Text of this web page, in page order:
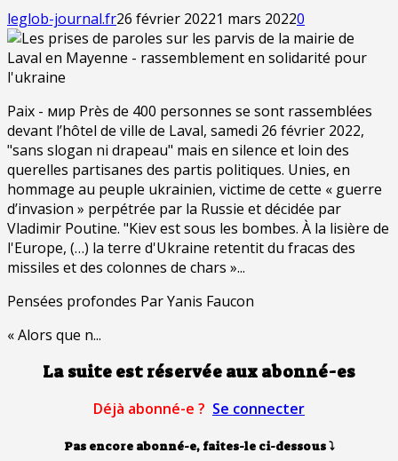
leglob-journal.fr26 février 20221 mars 20220
Paix - мир Près de 400 personnes se sont rassemblées
devant l’hôtel de ville de Laval, samedi 26 février 2022,
"sans slogan ni drapeau" mais en silence et loin des
querelles partisanes des partis politiques. Unies, en
hommage au peuple ukrainien, victime de cette « guerre
d’invasion » perpétrée par la Russie et décidée par
Vladimir Poutine. "Kiev est sous les bombes. À la lisière de
l'Europe, (…) la terre d'Ukraine retentit du fracas des
missiles et des colonnes de chars »...
Pensées profondes Par Yanis Faucon
« Alors que n...
La suite est réservée aux abonné-es
Déjà abonné-e ? Se connecter
Pas encore abonné-e, faites-le ci-dessous⤵